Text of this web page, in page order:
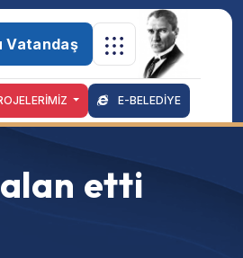
Vatandaş
E-BELEDİYE
etti